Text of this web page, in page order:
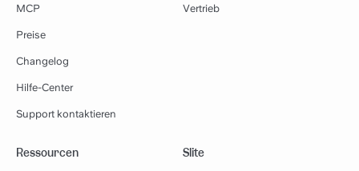
MCP
Preise
Changelog
Hilfe-Center
Support kontaktieren
Vertrieb
Ressourcen Slite